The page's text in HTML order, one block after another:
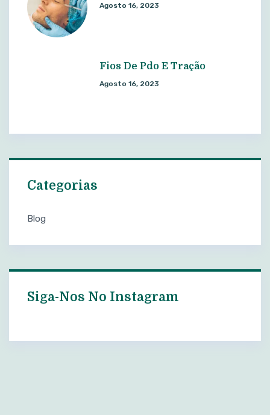
Agosto 16, 2023
Fios De Pdo E Tração
Agosto 16, 2023
Categorias
Blog
Siga-Nos No Instagram